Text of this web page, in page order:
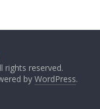
rights reserved.
by WordPress.